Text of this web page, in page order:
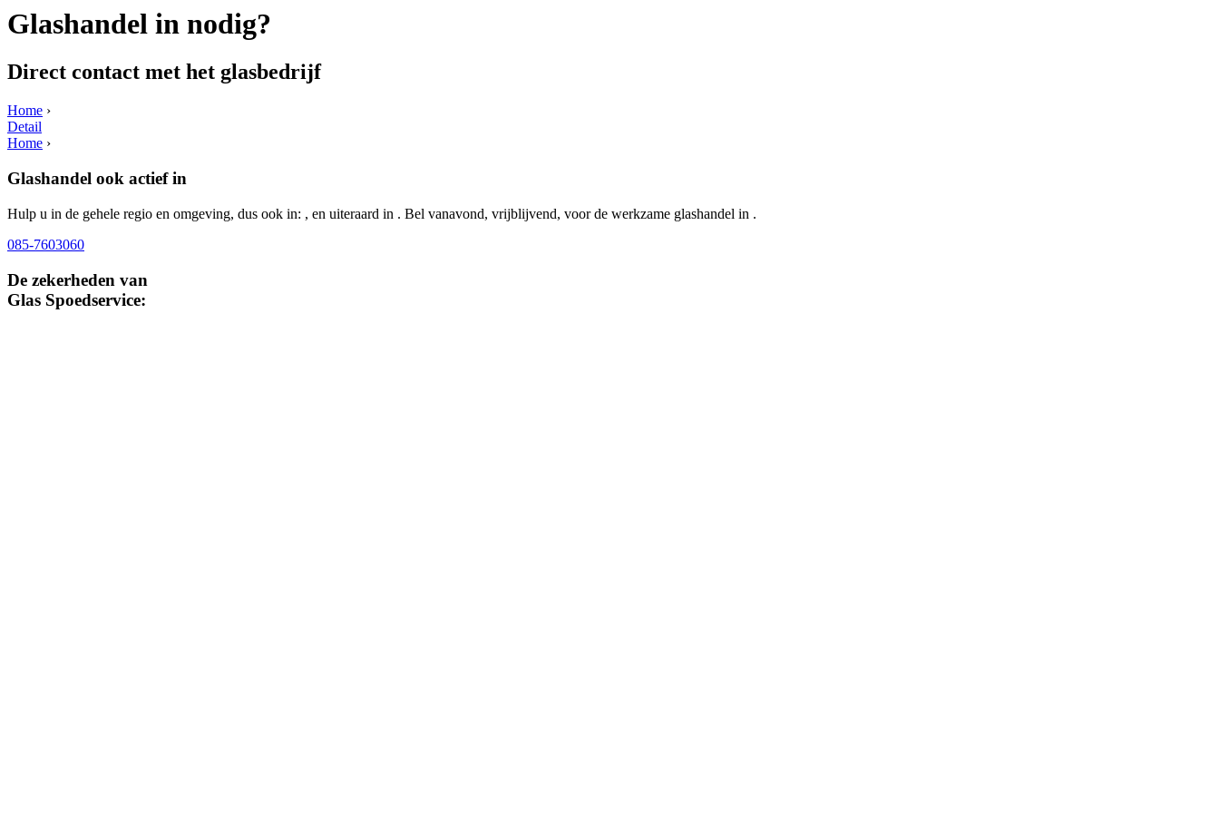
Glashandel in nodig?
Direct contact met het glasbedrijf
Home ›
Detail
Home ›
Glashandel ook actief in
Hulp u in de gehele regio en omgeving, dus ook in: , en uiteraard in . Bel vanavond, vrijblijvend, voor de werkzame glashandel in .
085-7603060
De zekerheden van
Glas Spoedservice: